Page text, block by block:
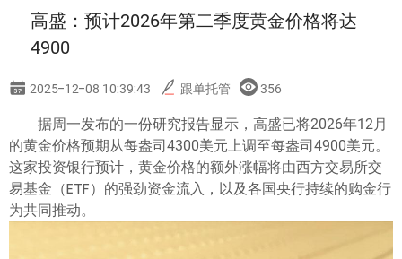
简体中文
한글
日本語
高盛：预计2026年第二季度黄金价格将达
4900
2025-12-08 10:39:43 跟单托管 356
据周一发布的一份研究报告显示，高盛已将2026年12月
的黄金价格预期从每盎司4300美元上调至每盎司4900美元。
这家投资银行预计，黄金价格的额外涨幅将由西方交易所交
易基金（ETF）的强劲资金流入，以及各国央行持续的购金行
为共同推动。